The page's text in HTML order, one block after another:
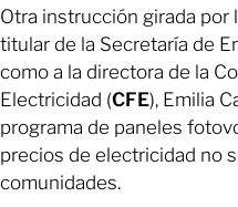
Otra instrucción girada por
titular de la Secretaría de
como a la directora de la
Electricidad (CFE), Emilia
programa de paneles
precios de electricidad no
comunidades.